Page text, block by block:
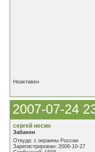
Неактивен
2007-07-24
сергей несин
Забанен
Откуда: с окраины России
Зарегистрирован: 2006-10-27